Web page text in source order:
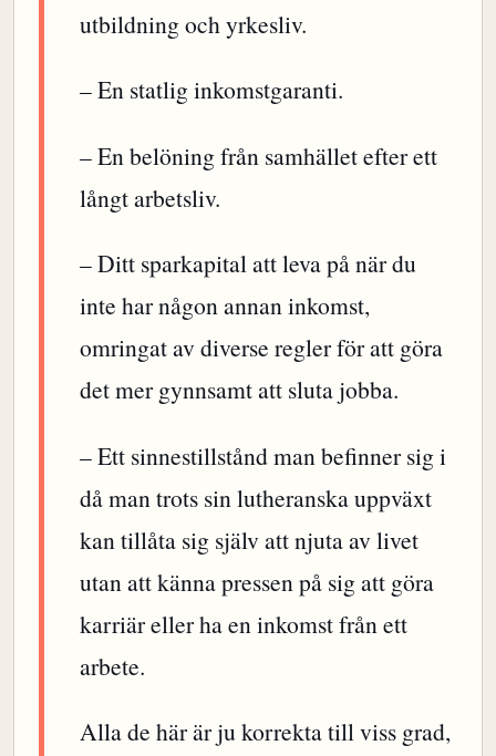
utbildning och yrkesliv.
– En statlig inkomstgaranti.
– En belöning från samhället efter ett
långt arbetsliv.
– Ditt sparkapital att leva på när du
inte har någon annan inkomst,
omringat av diverse regler för att göra
det mer gynnsamt att sluta jobba.
– Ett sinnestillstånd man befinner sig i
då man trots sin lutheranska uppväxt
kan tillåta sig själv att njuta av livet
utan att känna pressen på sig att göra
karriär eller ha en inkomst från ett
arbete.
Alla de här är ju korrekta till viss grad,